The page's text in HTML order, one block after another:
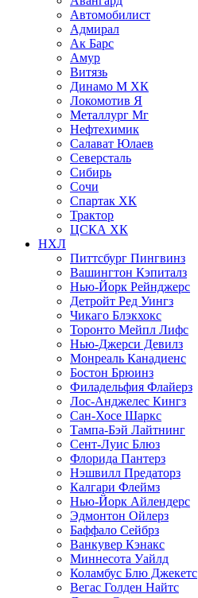
Автомобилист
Адмирал
Ак Барс
Амур
Витязь
Динамо М ХК
Локомотив Я
Металлург Мг
Нефтехимик
Салават Юлаев
Северсталь
Сибирь
Сочи
Спартак ХК
Трактор
ЦСКА ХК
НХЛ
Питтсбург Пингвинз
Вашингтон Кэпиталз
Нью-Йорк Рейнджерс
Детройт Ред Уингз
Чикаго Блэкхокс
Торонто Мейпл Лифс
Нью-Джерси Девилз
Монреаль Канадиенс
Бостон Брюинз
Филадельфия Флайерз
Лос-Анджелес Кингз
Сан-Хосе Шаркс
Тампа-Бэй Лайтнинг
Сент-Луис Блюз
Флорида Пантерз
Нэшвилл Предаторз
Калгари Флеймз
Нью-Йорк Айлендерс
Эдмонтон Ойлерз
Баффало Сейбрз
Ванкувер Кэнакс
Миннесота Уайлд
Коламбус Блю Джекетс
Вегас Голден Найтс